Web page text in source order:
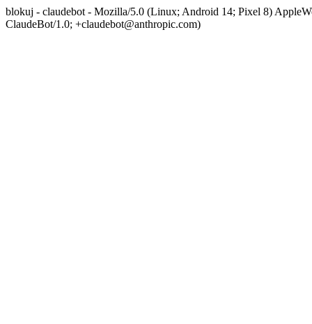
blokuj - claudebot - Mozilla/5.0 (Linux; Android 14; Pixel 8)
ClaudeBot/1.0; +claudebot@anthropic.com)